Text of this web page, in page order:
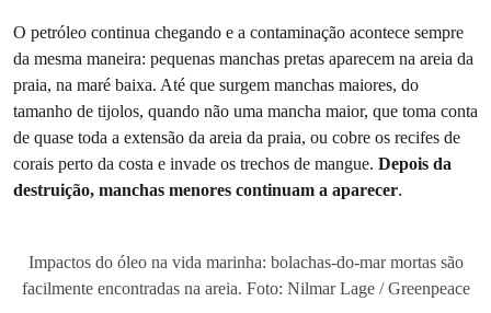
O petróleo continua chegando e a contaminação acontece sempre
da mesma maneira: pequenas manchas pretas aparecem na areia da
praia, na maré baixa. Até que surgem manchas maiores, do
tamanho de tijolos, quando não uma mancha maior, que toma conta
de quase toda a extensão da areia da praia, ou cobre os recifes de
corais perto da costa e invade os trechos de mangue. Depois da
destruição, manchas menores continuam a aparecer.
Impactos do óleo na vida marinha: bolachas-do-mar mortas são
facilmente encontradas na areia. Foto: Nilmar Lage / Greenpeace